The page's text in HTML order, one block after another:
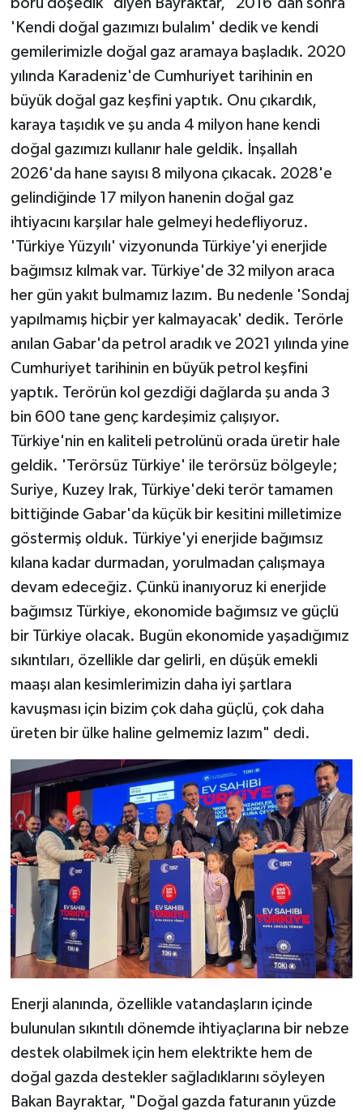
'Kendi doğal gazımızı bulalım' dedik ve kendi
gemilerimizle doğal gaz aramaya başladık. 2020
yılında Karadeniz'de Cumhuriyet tarihinin en
büyük doğal gaz keşfini yaptık. Onu çıkardık,
karaya taşıdık ve şu anda 4 milyon hane kendi
doğal gazımızı kullanır hale geldik. İnşallah
2026'da hane sayısı 8 milyona çıkacak. 2028'e
gelindiğinde 17 milyon hanenin doğal gaz
ihtiyacını karşılar hale gelmeyi hedefliyoruz.
'Türkiye Yüzyılı' vizyonunda Türkiye'yi enerjide
bağımsız kılmak var. Türkiye'de 32 milyon araca
her gün yakıt bulmamız lazım. Bu nedenle 'Sondaj
yapılmamış hiçbir yer kalmayacak' dedik. Terörle
anılan Gabar'da petrol aradık ve 2021 yılında yine
Cumhuriyet tarihinin en büyük petrol keşfini
yaptık. Terörün kol gezdiği dağlarda şu anda 3
bin 600 tane genç kardeşimiz çalışıyor.
Türkiye'nin en kaliteli petrolünü orada üretir hale
geldik. 'Terörsüz Türkiye' ile terörsüz bölgeyle;
Suriye, Kuzey Irak, Türkiye'deki terör tamamen
bittiğinde Gabar'da küçük bir kesitini milletimize
göstermiş olduk. Türkiye'yi enerjide bağımsız
kılana kadar durmadan, yorulmadan çalışmaya
devam edeceğiz. Çünkü inanıyoruz ki enerjide
bağımsız Türkiye, ekonomide bağımsız ve güçlü
bir Türkiye olacak. Bugün ekonomide yaşadığımız
sıkıntıları, özellikle dar gelirli, en düşük emekli
maaşı alan kesimlerimizin daha iyi şartlara
kavuşması için bizim çok daha güçlü, çok daha
üreten bir ülke haline gelmemiz lazım" dedi.
Enerji alanında, özellikle vatandaşların içinde
bulunulan sıkıntılı dönemde ihtiyaçlarına bir nebze
destek olabilmek için hem elektrikte hem de
doğal gazda destekler sağladıklarını söyleyen
Bakan Bayraktar, "Doğal gazda faturanın yüzde